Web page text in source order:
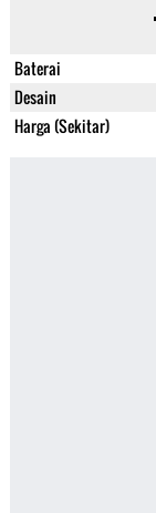
Baterai
Desain
Harga (Sekitar)